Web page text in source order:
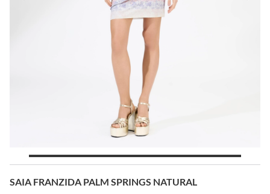
SAIA FRANZIDA PALM SPRINGS NATURAL